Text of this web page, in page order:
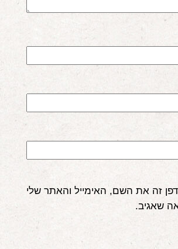
זה את השם, האימייל והאתר שלי
שאגיב.